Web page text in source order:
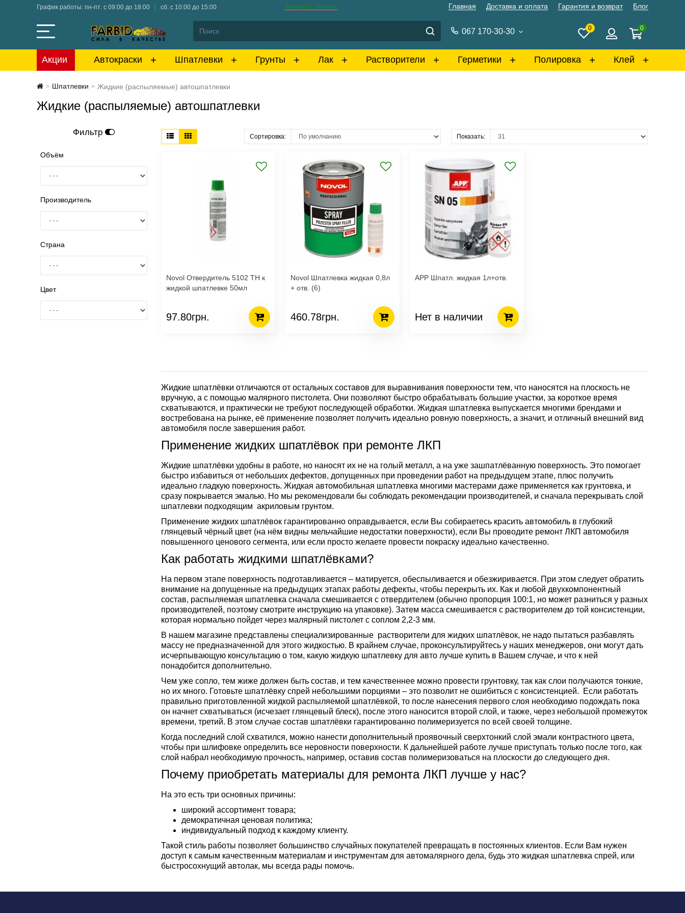
График работы: пн-пт: с 09:00 до 18:00 сб: с 10:00 до 15:00 Заказать звонок Главная Доставка и оплата Гарантия и возврат Блог
067 170-30-30 0 0
Акции Автокраски Шпатлевки Грунты Лак Растворители Герметики Полировка Клей
> Шпатлевки > Жидкие (распыляемые) автошпатлевки
Жидкие (распыляемые) автошпатлевки
Фильтр
Объём
Производитель
Страна
Цвет
Сортировка: Показать:
Novol Отвердитель 5102 TH к
жидкой шпатлевке 50мл
97.80грн.
Novol Шпатлевка жидкая 0,8л
+ отв. (6)
460.78грн.
APP Шпатл. жидкая 1л+отв.
Нет в наличии
Жидкие шпатлёвки отличаются от остальных составов для выравнивания поверхности тем, что наносятся на плоскость не
вручную, а с помощью малярного пистолета. Они позволяют быстро обрабатывать большие участки, за короткое время
схватываются, и практически не требуют последующей обработки. Жидкая шпатлевка выпускается многими брендами и
востребована на рынке, её применение позволяет получить идеально ровную поверхность, а значит, и отличный внешний вид
автомобиля после завершения работ.
Применение жидких шпатлёвок при ремонте ЛКП
Жидкие шпатлёвки удобны в работе, но наносят их не на голый металл, а на уже зашпатлёванную поверхность. Это помогает
быстро избавиться от небольших дефектов, допущенных при проведении работ на предыдущем этапе, плюс получить
идеально гладкую поверхность. Жидкая автомобильная шпатлевка многими мастерами даже применяется как грунтовка, и
сразу покрывается эмалью. Но мы рекомендовали бы соблюдать рекомендации производителей, и сначала перекрывать слой
шпатлевки подходящим акриловым грунтом.
Применение жидких шпатлёвок гарантированно оправдывается, если Вы собираетесь красить автомобиль в глубокий
глянцевый чёрный цвет (на нём видны мельчайшие недостатки поверхности), если Вы проводите ремонт ЛКП автомобиля
повышенного ценового сегмента, или если просто желаете провести покраску идеально качественно.
Как работать жидкими шпатлёвками?
На первом этапе поверхность подготавливается – матируется, обеспыливается и обезжиривается. При этом следует обратить
внимание на допущенные на предыдущих этапах работы дефекты, чтобы перекрыть их. Как и любой двухкомпонентный
состав, распыляемая шпатлевка сначала смешивается с отвердителем (обычно пропорция 100:1, но может разниться у разных
производителей, поэтому смотрите инструкцию на упаковке). Затем масса смешивается с растворителем до той консистенции,
которая нормально пойдет через малярный пистолет с соплом 2,2-3 мм.
В нашем магазине представлены специализированные растворители для жидких шпатлёвок, не надо пытаться разбавлять
массу не предназначенной для этого жидкостью. В крайнем случае, проконсультируйтесь у наших менеджеров, они могут дать
исчерпывающую консультацию о том, какую жидкую шпатлевку для авто лучше купить в Вашем случае, и что к ней
понадобится дополнительно.
Чем уже сопло, тем жиже должен быть состав, и тем качественнее можно провести грунтовку, так как слои получаются тонкие,
но их много. Готовьте шпатлёвку спрей небольшими порциями – это позволит не ошибиться с консистенцией. Если работать
правильно приготовленной жидкой распыляемой шпатлёвкой, то после нанесения первого слоя необходимо подождать пока
он начнет схватываться (исчезает глянцевый блеск), после этого наносится второй слой, и также, через небольшой промежуток
времени, третий. В этом случае состав шпатлёвки гарантированно полимеризуется по всей своей толщине.
Когда последний слой схватился, можно нанести дополнительный проявочный сверхтонкий слой эмали контрастного цвета,
чтобы при шлифовке определить все неровности поверхности. К дальнейшей работе лучше приступать только после того, как
слой набрал необходимую прочность, например, оставив состав полимеризоваться на плоскости до следующего дня.
Почему приобретать материалы для ремонта ЛКП лучше у нас?
На это есть три основных причины:
широкий ассортимент товара;
демократичная ценовая политика;
индивидуальный подход к каждому клиенту.
Такой стиль работы позволяет большинство случайных покупателей превращать в постоянных клиентов. Если Вам нужен
доступ к самым качественным материалам и инструментам для автомалярного дела, будь это жидкая шпатлевка спрей, или
быстросохнущий автолак, мы всегда рады помочь.